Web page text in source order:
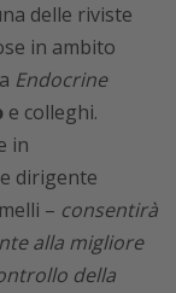
delle riviste
in ambito
Endocrine
e colleghi.
in
dirigente
– consentirà
alla migliore
della